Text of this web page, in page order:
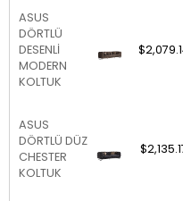
ASUS
DÖRTLÜ
DESENLİ
MODERN
KOLTUK
ASUS
DÖRTLÜ DÜZ
CHESTER
KOLTUK